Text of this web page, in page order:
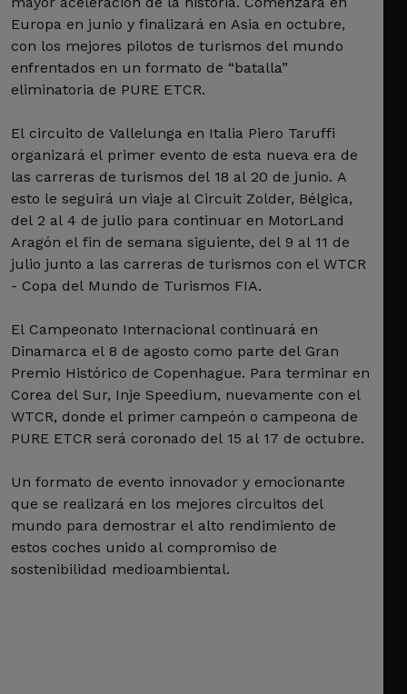
Europa en junio y finalizará en Asia en octubre,
con los mejores pilotos de turismos del mundo
enfrentados en un formato de “batalla”
eliminatoria de PURE ETCR.
El circuito de Vallelunga en Italia Piero Taruffi
organizará el primer evento de esta nueva era de
las carreras de turismos del 18 al 20 de junio. A
esto le seguirá un viaje al Circuit Zolder, Bélgica,
del 2 al 4 de julio para continuar en MotorLand
Aragón el fin de semana siguiente, del 9 al 11 de
julio junto a las carreras de turismos con el WTCR
- Copa del Mundo de Turismos FIA.
El Campeonato Internacional continuará en
Dinamarca el 8 de agosto como parte del Gran
Premio Histórico de Copenhague. Para terminar en
Corea del Sur, Inje Speedium, nuevamente con el
WTCR, donde el primer campeón o campeona de
PURE ETCR será coronado del 15 al 17 de octubre.
Un formato de evento innovador y emocionante
que se realizará en los mejores circuitos del
mundo para demostrar el alto rendimiento de
estos coches unido al compromiso de
sostenibilidad medioambiental.